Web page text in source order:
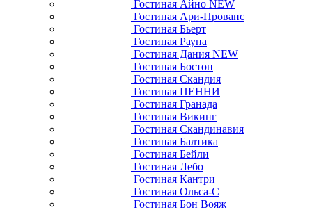
Гостиная Айно NEW
Гостиная Ари-Прованс
Гостиная Бьерт
Гостиная Рауна
Гостиная Дания NEW
Гостиная Бостон
Гостиная Скандия
Гостиная ПЕННИ
Гостиная Гранада
Гостиная Викинг
Гостиная Скандинавия
Гостиная Балтика
Гостиная Бейли
Гостиная Лебо
Гостиная Кантри
Гостиная Ольса-С
Гостиная Бон Вояж